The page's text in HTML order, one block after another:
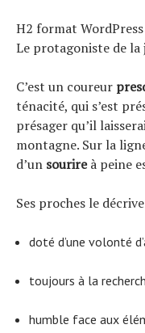
H2 format WordPress
Le protagoniste de la
C’est un coureur
ténacité, qui s’est
présager qu’il
montagne. Sur la
d’un sourireà peine
Ses proches le
doté d’une volonté
toujours à la
humble face aux